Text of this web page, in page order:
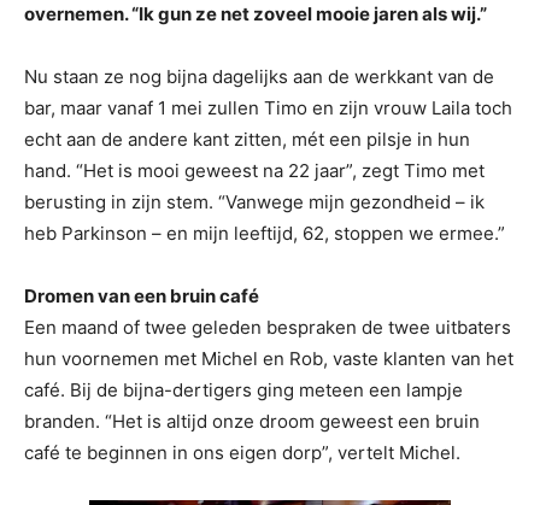
overnemen. “Ik gun ze net zoveel mooie jaren als wij.”
Nu staan ze nog bijna dagelijks aan de werkkant van de
bar, maar vanaf 1 mei zullen Timo en zijn vrouw Laila toch
echt aan de andere kant zitten, mét een pilsje in hun
hand. “Het is mooi geweest na 22 jaar”, zegt Timo met
berusting in zijn stem. “Vanwege mijn gezondheid – ik
heb Parkinson – en mijn leeftijd, 62, stoppen we ermee.”
Dromen van een bruin café
Een maand of twee geleden bespraken de twee uitbaters
hun voornemen met Michel en Rob, vaste klanten van het
café. Bij de bijna-dertigers ging meteen een lampje
branden. “Het is altijd onze droom geweest een bruin
café te beginnen in ons eigen dorp”, vertelt Michel.